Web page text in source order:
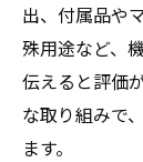
出、付属品や
殊用途など、
伝えると評価
な取り組みで
ます。